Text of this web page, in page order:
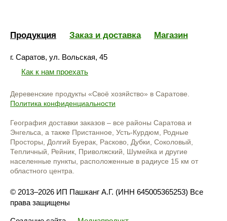
Продукция Заказ и доставка Магазин
г. Саратов, ул. Вольская, 45
Как к нам проехать
Деревенские продукты «Своё хозяйство» в Саратове.
Политика конфиденциальности
География доставки заказов – все районы Саратова и
Энгельса, а также Пристанное, Усть-Курдюм, Родные
Просторы, Долгий Буерак, Расково, Дубки, Соколовый,
Тепличный, Рейник, Приволжский, Шумейка и другие
населенные пункты, расположенные в радиусе 15 км от
областного центра.
© 2013–2026 ИП Пашканг А.Г. (ИНН 645005365253) Все
права защищены